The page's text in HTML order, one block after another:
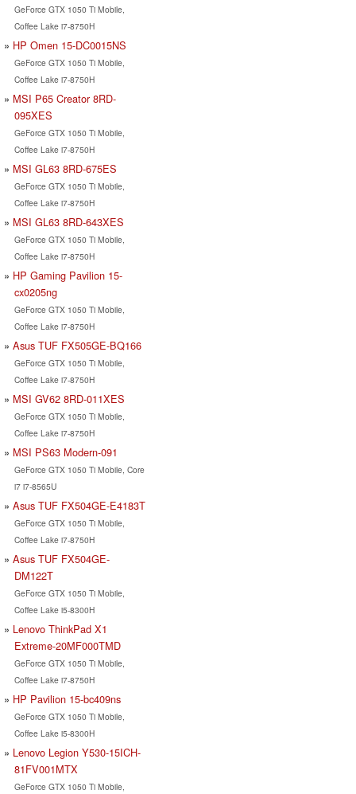
GeForce GTX 1050 Ti Mobile,
Coffee Lake i7-8750H
HP Omen 15-DC0015NS
GeForce GTX 1050 Ti Mobile,
Coffee Lake i7-8750H
MSI P65 Creator 8RD-
095XES
GeForce GTX 1050 Ti Mobile,
Coffee Lake i7-8750H
MSI GL63 8RD-675ES
GeForce GTX 1050 Ti Mobile,
Coffee Lake i7-8750H
MSI GL63 8RD-643XES
GeForce GTX 1050 Ti Mobile,
Coffee Lake i7-8750H
HP Gaming Pavilion 15-
cx0205ng
GeForce GTX 1050 Ti Mobile,
Coffee Lake i7-8750H
Asus TUF FX505GE-BQ166
GeForce GTX 1050 Ti Mobile,
Coffee Lake i7-8750H
MSI GV62 8RD-011XES
GeForce GTX 1050 Ti Mobile,
Coffee Lake i7-8750H
MSI PS63 Modern-091
GeForce GTX 1050 Ti Mobile, Core
i7 i7-8565U
Asus TUF FX504GE-E4183T
GeForce GTX 1050 Ti Mobile,
Coffee Lake i7-8750H
Asus TUF FX504GE-
DM122T
GeForce GTX 1050 Ti Mobile,
Coffee Lake i5-8300H
Lenovo ThinkPad X1
Extreme-20MF000TMD
GeForce GTX 1050 Ti Mobile,
Coffee Lake i7-8750H
HP Pavilion 15-bc409ns
GeForce GTX 1050 Ti Mobile,
Coffee Lake i5-8300H
Lenovo Legion Y530-15ICH-
81FV001MTX
GeForce GTX 1050 Ti Mobile,